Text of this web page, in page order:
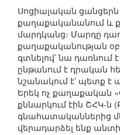
Սոցիալական ցանցերն
քաղաքականանում և
մարդկանց։ Մարդը
քաղաքականության
գտնելով՝ նա դառնում
ընթանում է դրական
նշանակում է՝ պետք
Երեկ ոչ քաղաքական
քննարկում էին ՇՀԿ-
գնահատականներից
վերադարձել ենք